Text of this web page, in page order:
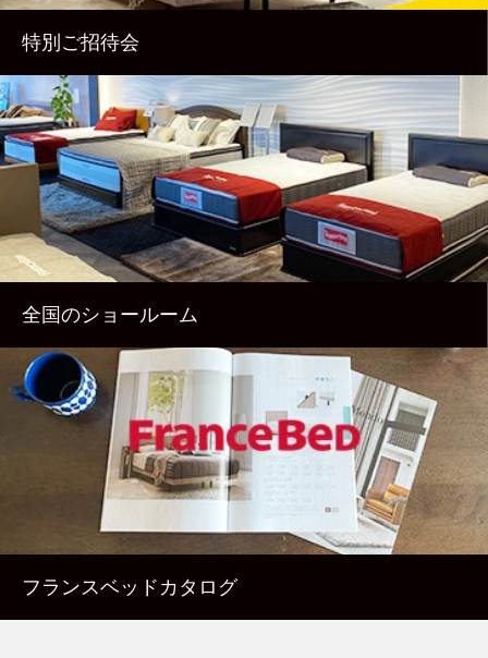
特別ご招待会
全国のショールーム
フランスベッドカタログ